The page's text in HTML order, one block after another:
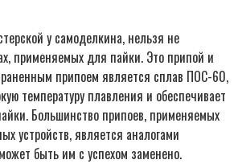
у самоделкина, нельзя не
применяемых для пайки. Это припой и
припоем является сплав ПОС-60,
температуру плавления и обеспечивает
Большинство припоев, применяемых
устройств, является аналогами
быть им с успехом заменено.